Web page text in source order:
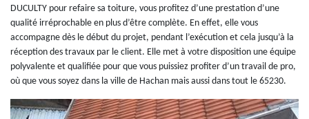
DUCULTY pour refaire sa toiture, vous profitez d’une prestation d’une
qualité irréprochable en plus d’être complète. En effet, elle vous
accompagne dès le début du projet, pendant l’exécution et cela jusqu’à la
réception des travaux par le client. Elle met à votre disposition une équipe
polyvalente et qualifiée pour que vous puissiez profiter d’un travail de pro,
où que vous soyez dans la ville de Hachan mais aussi dans tout le 65230.